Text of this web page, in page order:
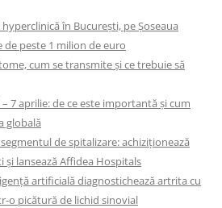
în București, pe Șoseaua
peste 1 milion de euro
cum se transmite și ce trebuie să
7 aprilie: de ce este importantă și cum
globală
de spitalizare: achiziționează
lansează Affidea Hospitals
artificială diagnostichează artrita cu
o picătură de lichid sinovial